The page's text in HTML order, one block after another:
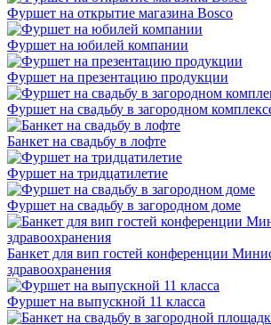
Фуршет на открытие магазина Bosco
Фуршет на юбилей компании
Фуршет на презентацию продукции
Фуршет на свадьбу в загородном
Банкет на свадьбу в лофте
Фуршет на тридцатилетие
Фуршет на свадьбу в загородном доме
Банкет для вип гостей конференции
здравоохранения
Фуршет на выпускной 11 класса